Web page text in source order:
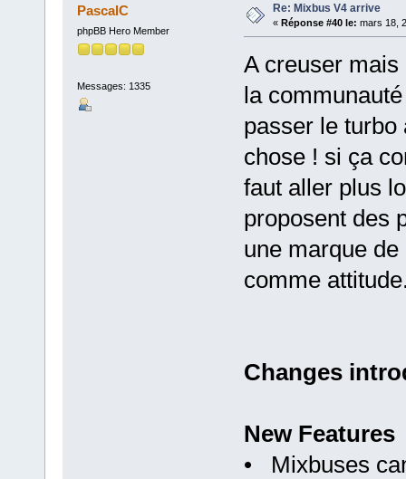
PascalC
phpBB Hero Member
Messages: 1335
Re: Mixbus V4 arrive
« Réponse #40 le: mars 18,
A creuser
la
passer le turbo
chose ! si ça
faut aller plus
proposent des
une marque
comme
Changes
New Features
• Mixbuses